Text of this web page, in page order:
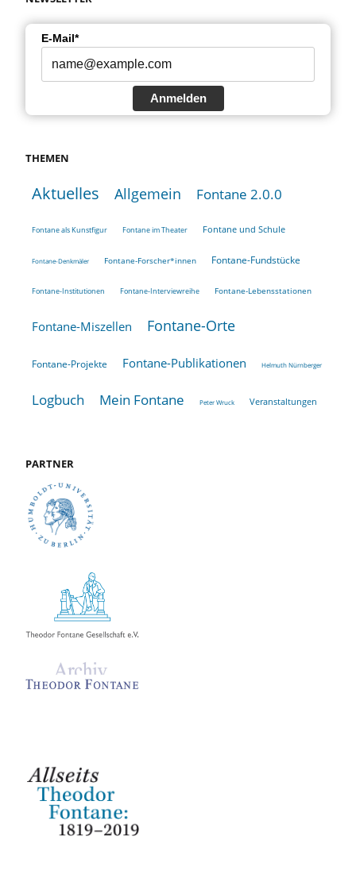
E-Mail*
Anmelden
THEMEN
Aktuelles Allgemein Fontane 2.0.0
Fontane als Kunstfigur Fontane im Theater Fontane und Schule
Fontane-Denkmäler Fontane-Forscher*innen Fontane-Fundstücke
Fontane-Institutionen Fontane-Interviewreihe Fontane-Lebensstationen
Fontane-Miszellen Fontane-Orte
Fontane-Projekte Fontane-Publikationen Helmuth Nürnberger
Logbuch Mein Fontane Peter Wruck Veranstaltungen
PARTNER